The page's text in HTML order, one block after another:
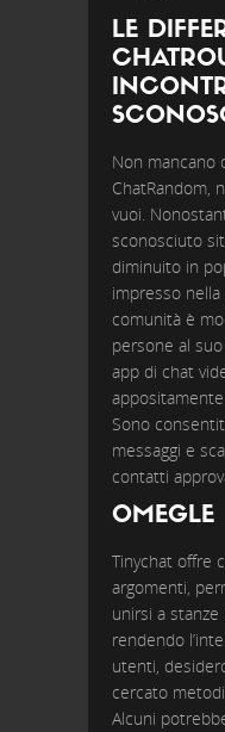
LE
Non mancano
ChatRandom,
vuoi.
sconosciuto
diminuito in
impresso
comunità è
persone al
app di chat
Sono
messaggi e
contatti
OMEGLE
Tinychat offre
argomenti,
unirsi a
rendendo
utenti,
cercato
Alcuni